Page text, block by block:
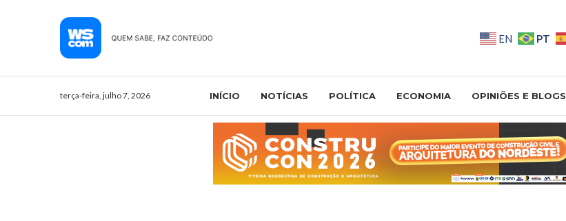
EN PT
terça-feira, julho 7, 2026 INÍCIO NOTÍCIAS POLÍTICA ECONOMIA OPINIÕES E BLOGS